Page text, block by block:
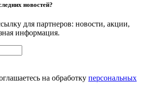
новостей?
для партнеров: новости, акции,
информация.
на обработку персональных